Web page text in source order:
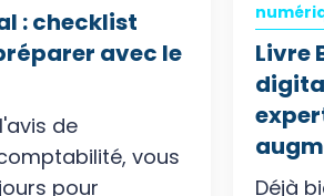
: checklist
avec le
de
vous
pour
Livre
Déjà